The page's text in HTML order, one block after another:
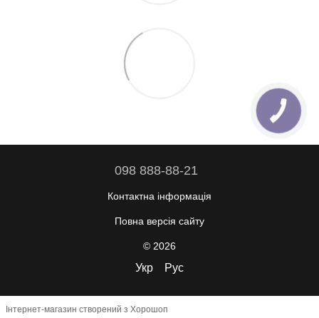
098 888-88-21
Контактна інформація
Повна версія сайту
© 2026
Укр Рус
Інтернет-магазин створений з Хорошоп